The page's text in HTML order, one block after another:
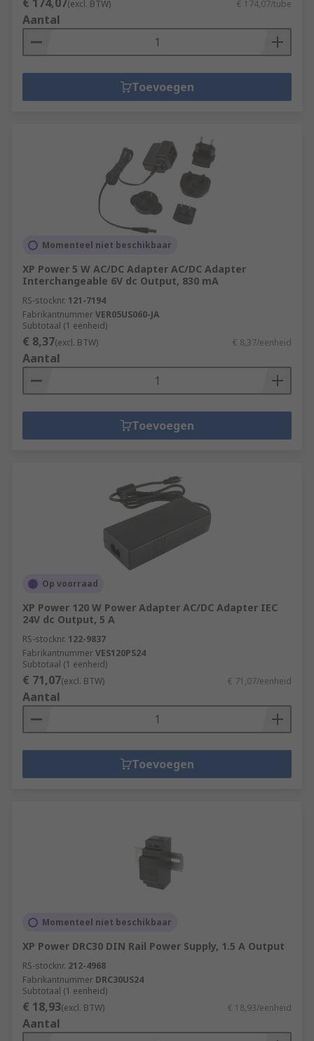
(excl. BTW) € 174,07/tube
Aantal
Toevoegen
Momenteel niet beschikbaar
XP Power 5 W AC/DC Adapter AC/DC Adapter
Interchangeable 6V dc Output, 830 mA
RS-stocknr. 121-7194
FabrikantnummerVER05US060-JA
Subtotaal (1 eenheid)
€ 8,37(excl. BTW) € 8,37/eenheid
Aantal
Toevoegen
Op voorraad
XP Power 120 W Power Adapter AC/DC Adapter IEC
24V dc Output, 5 A
RS-stocknr. 122-9837
FabrikantnummerVES120PS24
Subtotaal (1 eenheid)
€ 71,07(excl. BTW) € 71,07/eenheid
Aantal
Toevoegen
Momenteel niet beschikbaar
XP Power DRC30 DIN Rail Power Supply, 1.5 A Output
RS-stocknr. 212-4968
Fabrikantnummer DRC30US24
Subtotaal (1 eenheid)
€ 18,93(excl. BTW) € 18,93/eenheid
Aantal